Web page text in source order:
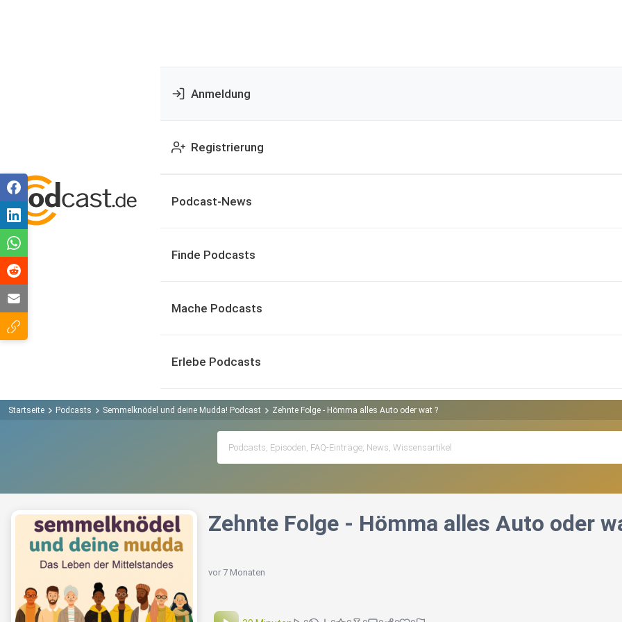
Anmeldung
Registrierung
Podcast-News
Finde Podcasts
Mache Podcasts
Erlebe Podcasts
Startseite Podcasts Semmelknödel und deine Mudda! Podcast Zehnte Folge - Hömma alles Auto oder wat ?
Zehnte Folge - Hömma alles Auto oder
vor 7 Monaten